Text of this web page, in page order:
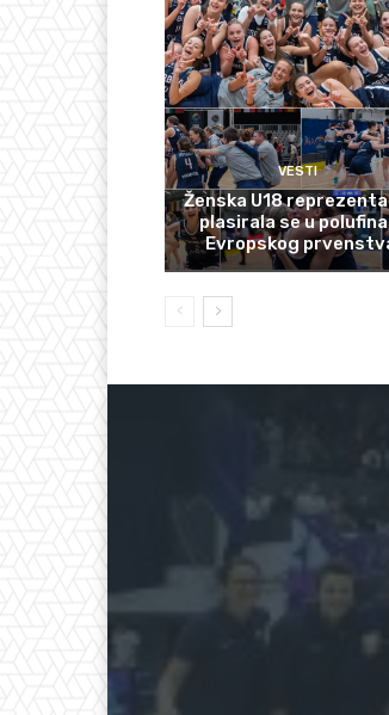
VESTI
Ženska U18
plasirala se u
Evropskog